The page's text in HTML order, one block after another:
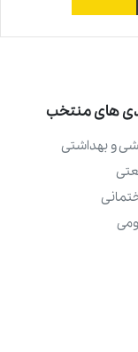
های منتخب
و بهداشتی